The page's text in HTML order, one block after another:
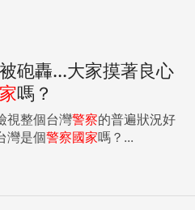
砲轟...大家摸著良心
嗎？
視整個台灣警察的普遍狀況好
灣是個警察國家嗎？...